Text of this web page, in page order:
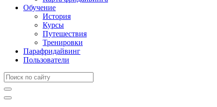
Обучение
История
Курсы
Путешествия
Тренировки
Парафридайвинг
Пользователи